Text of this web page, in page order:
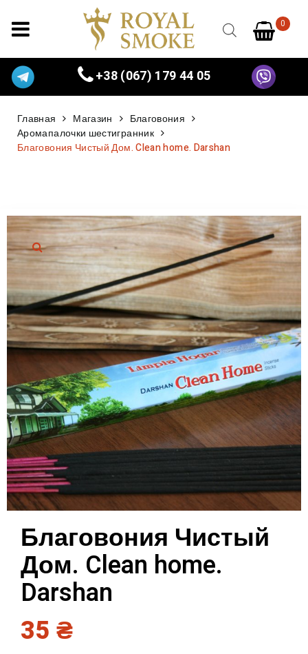
0
+38 (067) 179 44 05
Главная Магазин
Благовония
Аромапалочки шестигранник
Благовония Чистый Дом. Clean home. Darshan
Благовония Чистый
Дом. Clean home.
Darshan
35₴